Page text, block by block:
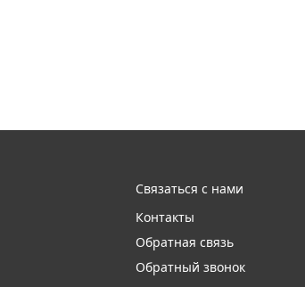
Связаться с нами
Контакты
Обратная связь
Обратный звонок